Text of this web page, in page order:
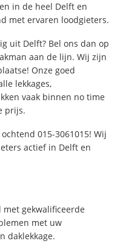
in de heel Delft en
met ervaren loodgieters.
uit Delft? Bel ons dan op
aan de lijn. Wij zijn
Onze goed
lekkages,
vaak binnen no time
prijs.
015-3061015! Wij
actief in Delft en
gekwalificeerde
met uw
daklekkage.